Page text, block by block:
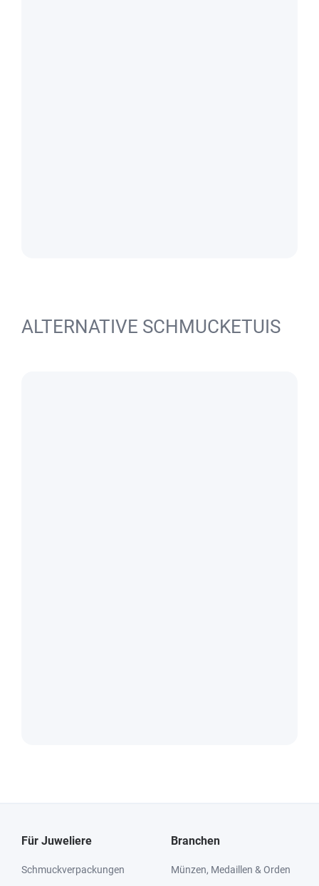
ALTERNATIVE SCHMUCKETUIS
Für Juweliere
Schmuckverpackungen
Branchen
Münzen, Medaillen & Orden